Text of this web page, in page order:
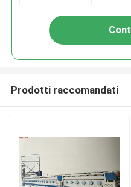
Prodotti raccomandati